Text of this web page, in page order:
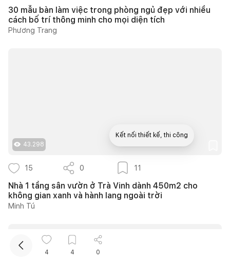
30 mẫu bàn làm việc trong phòng ngủ đẹp với nhiều
cách bố trí thông minh cho mọi diện tích
Phương Trang
43.298
15 0 11
Nhà 1 tầng sân vườn ở Trà Vinh dành 450m2 cho
không gian xanh và hành lang ngoài trời
Minh Tú
4 4 0
Kết nối thiết kế, thi công